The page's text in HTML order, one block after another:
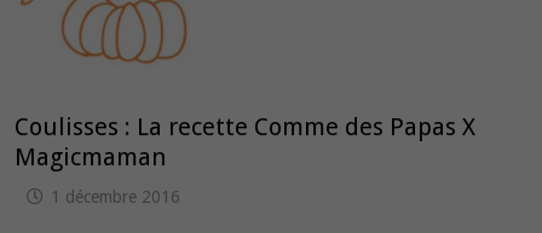
Coulisses : La recette Comme des Papas X
Magicmaman
1 décembre 2016